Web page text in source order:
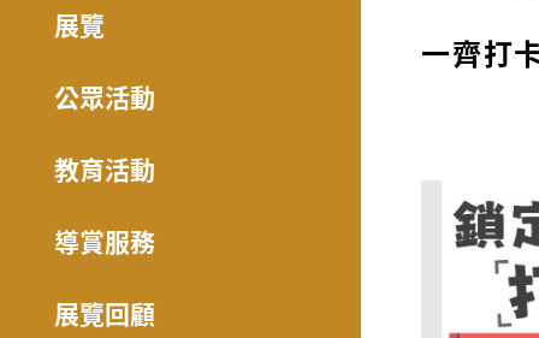
展覽
公眾活動
教育活動
導賞服務
展覽回顧
一齊打